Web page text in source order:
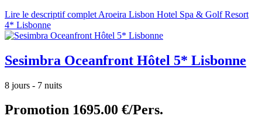
Lire le descriptif complet Aroeira Lisbon Hotel Spa & Golf Resort
4* Lisbonne
Sesimbra Oceanfront Hôtel 5* Lisbonne
8 jours - 7 nuits
Promotion 1695.00 €/Pers.